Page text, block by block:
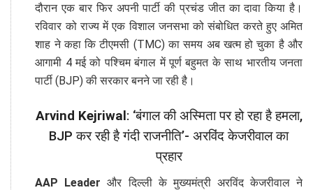
दौरान एक बार फिर अपनी पार्टी की प्रचंड जीत का दावा किया है।
रविवार को राज्य में एक विशाल जनसभा को संबोधित करते हुए अमित
शाह ने कहा कि टीएमसी (TMC) का समय अब खत्म हो चुका है और
आगामी 4 मई को पश्चिम बंगाल में पूर्ण बहुमत के साथ भारतीय जनता
पार्टी (BJP) की सरकार बनने जा रही है।
Arvind Kejriwal : ‘बंगाल की अस्मिता पर हो रहा है हमला,
BJP कर रही है गंदी राजनीति’- अरविंद केजरीवाल का
प्रहार
AAP Leader और दिल्ली के मुख्यमंत्री अरविंद केजरीवाल ने